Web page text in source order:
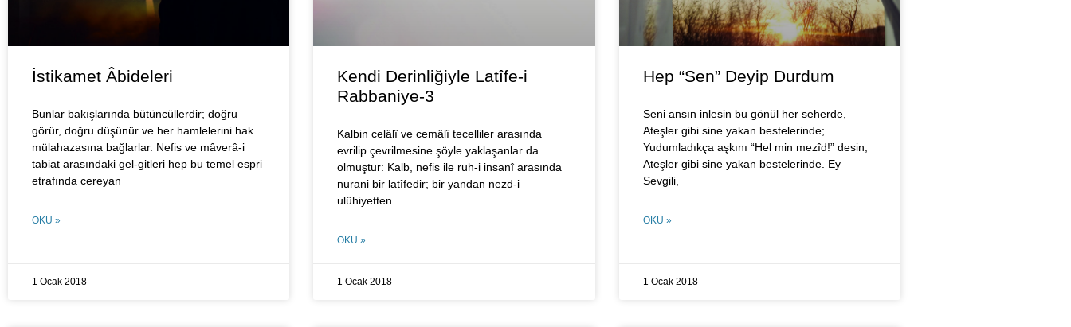
İstikamet Âbideleri
Bunlar bakışlarında bütüncüllerdir; doğru
görür, doğru düşünür ve her hamlelerini hak
mülahazasına bağlarlar. Nefis ve mâverâ-i
tabiat arasındaki gel-gitleri hep bu temel espri
etrafında cereyan
OKU »
1 Ocak 2018
Kendi Derinliğiyle Latîfe-i
Rabbaniye-3
Kalbin celâlî ve cemâlî tecelliler arasında
evrilip çevrilmesine şöyle yaklaşanlar da
olmuştur: Kalb, nefis ile ruh-i insanî arasında
nurani bir latîfedir; bir yandan nezd-i
ulûhiyetten
OKU »
1 Ocak 2018
Hep “Sen” Deyip Durdum
Seni ansın inlesin bu gönül her seherde,
Ateşler gibi sine yakan bestelerinde;
Yudumladıkça aşkını “Hel min mezîd!” desin,
Ateşler gibi sine yakan bestelerinde. Ey
Sevgili,
OKU »
1 Ocak 2018